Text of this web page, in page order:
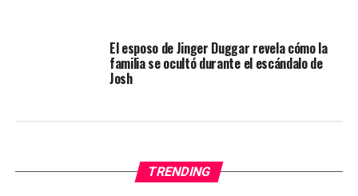
El esposo de Jinger Duggar revela cómo la
familia se ocultó durante el escándalo de
Josh
TRENDING